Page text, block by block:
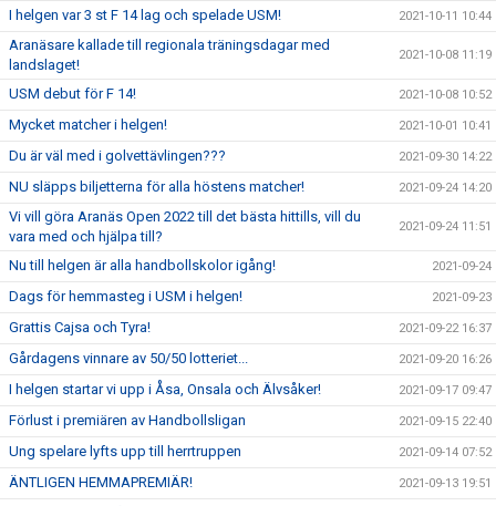
I helgen var 3 st F 14 lag och spelade USM! 2021-10-11 10:44
Aranäsare kallade till regionala träningsdagar med
landslaget!
2021-10-08 11:19
USM debut för F 14! 2021-10-08 10:52
Mycket matcher i helgen! 2021-10-01 10:41
Du är väl med i golvettävlingen??? 2021-09-30 14:22
NU släpps biljetterna för alla höstens matcher! 2021-09-24 14:20
Vi vill göra Aranäs Open 2022 till det bästa hittills, vill du
vara med och hjälpa till?
2021-09-24 11:51
Nu till helgen är alla handbollskolor igång! 2021-09-24
Dags för hemmasteg i USM i helgen! 2021-09-23
Grattis Cajsa och Tyra! 2021-09-22 16:37
Gårdagens vinnare av 50/50 lotteriet... 2021-09-20 16:26
I helgen startar vi upp i Åsa, Onsala och Älvsåker! 2021-09-17 09:47
Förlust i premiären av Handbollsligan 2021-09-15 22:40
Ung spelare lyfts upp till herrtruppen 2021-09-14 07:52
ÄNTLIGEN HEMMAPREMIÄR! 2021-09-13 19:51